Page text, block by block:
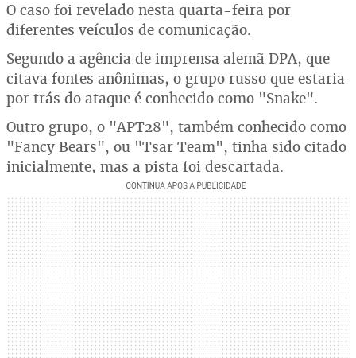
O caso foi revelado nesta quarta-feira por
diferentes veículos de comunicação.
Segundo a agência de imprensa alemã DPA, que
citava fontes anônimas, o grupo russo que estaria
por trás do ataque é conhecido como "Snake".
Outro grupo, o "APT28", também conhecido como
"Fancy Bears", ou "Tsar Team", tinha sido citado
inicialmente, mas a pista foi descartada.